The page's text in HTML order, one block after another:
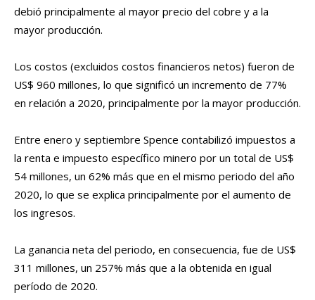
debió principalmente al mayor precio del cobre y a la
mayor producción.
Los costos (excluidos costos financieros netos) fueron de
US$ 960 millones, lo que significó un incremento de 77%
en relación a 2020, principalmente por la mayor producción.
Entre enero y septiembre Spence contabilizó impuestos a
la renta e impuesto específico minero por un total de US$
54 millones, un 62% más que en el mismo periodo del año
2020, lo que se explica principalmente por el aumento de
los ingresos.
La ganancia neta del periodo, en consecuencia, fue de US$
311 millones, un 257% más que a la obtenida en igual
período de 2020.